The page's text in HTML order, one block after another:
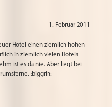
1. Februar 2011
Hotel einen ziemlich hohen
in ziemlich vielen Hotels
ist es da nie. Aber liegt bei
:biggrin: